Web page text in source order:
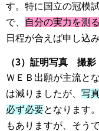
す。特に国立の冠模
で、
自分の実力を測
日程が合えば申し込
（3）証明写真 撮影
ＷＥＢ出願が主流と
は減りましたが、 写
必ず必要となります
もありますが、そう